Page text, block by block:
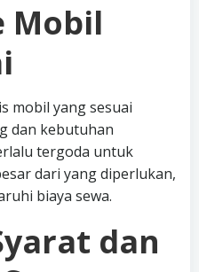
Mobil
mobil yang sesuai
dan kebutuhan
tergoda untuk
dari yang diperlukan,
biaya sewa.
dan